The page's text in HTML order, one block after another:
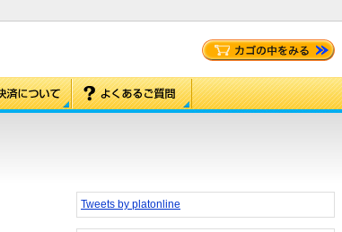
Tweets by platonline